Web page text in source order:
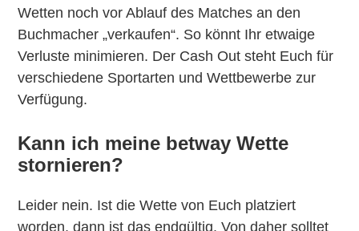
Wetten noch vor Ablauf des Matches an den
Buchmacher „verkaufen“. So könnt Ihr etwaige
Verluste minimieren. Der Cash Out steht Euch für
verschiedene Sportarten und Wettbewerbe zur
Verfügung.
Kann ich meine betway Wette
stornieren?
Leider nein. Ist die Wette von Euch platziert
worden, dann ist das endgültig. Von daher solltet